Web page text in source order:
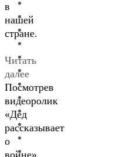
в
нашей
стране.
Читать
далее
Посмотрев
видеоролик
«Дед
рассказывает
о